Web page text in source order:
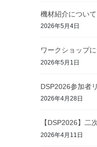
機材紹介について
2026年5月4日
ワークショップ
2026年5月1日
DSP2026参加者
2026年4月28日
【DSP2026】二
2026年4月11日